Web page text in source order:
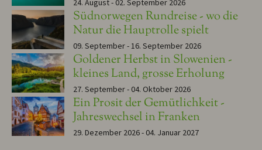
24. August - 02. September 2026
Südnorwegen Rundreise - wo die
Natur die Hauptrolle spielt
09. September - 16. September 2026
Goldener Herbst in Slowenien -
kleines Land, grosse Erholung
27. September - 04. Oktober 2026
Ein Prosit der Gemütlichkeit -
Jahreswechsel in Franken
29. Dezember 2026 - 04. Januar 2027